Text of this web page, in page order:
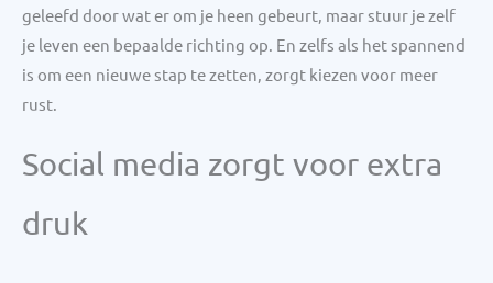
geleefd door wat er om je heen gebeurt, maar stuur je zelf
je leven een bepaalde richting op. En zelfs als het spannend
is om een nieuwe stap te zetten, zorgt kiezen voor meer
rust.
Social media zorgt voor extra
druk